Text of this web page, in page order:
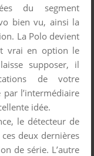
du segment
bien vu, ainsi la
La Polo devient
vrai en option le
supposer, il
de votre
l’intermédiaire
idée.
le détecteur de
deux dernières
de série. L’autre